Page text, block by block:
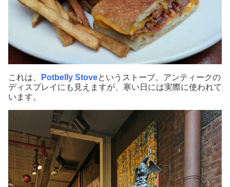
これは、 Potbelly Stoveというストーブ。アンティークの
ディスプレイにも見えますが、寒い日には実際に使われて
います。